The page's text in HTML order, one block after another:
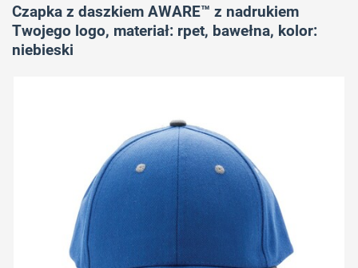
Czapka z daszkiem AWARE™ z nadrukiem
Twojego logo, materiał: rpet, bawełna, kolor:
niebieski